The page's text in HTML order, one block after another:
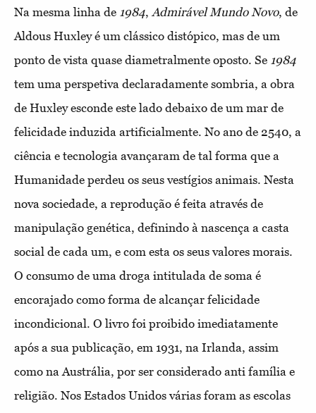
Na mesma linha de 1984,Admirável Mundo Novo, de
Aldous Huxley é um clássico distópico, mas de um
ponto de vista quase diametralmente oposto. Se 1984
tem uma perspetiva declaradamente sombria, a obra
de Huxley esconde este lado debaixo de um mar de
felicidade induzida artificialmente. No ano de 2540, a
ciência e tecnologia avançaram de tal forma que a
Humanidade perdeu os seus vestígios animais. Nesta
nova sociedade, a reprodução é feita através de
manipulação genética, definindo à nascença a casta
social de cada um, e com esta os seus valores morais.
O consumo de uma droga intitulada de soma é
encorajado como forma de alcançar felicidade
incondicional. O livro foi proibido imediatamente
após a sua publicação, em 1931, na Irlanda, assim
como na Austrália, por ser considerado anti família e
religião. Nos Estados Unidos várias foram as escolas